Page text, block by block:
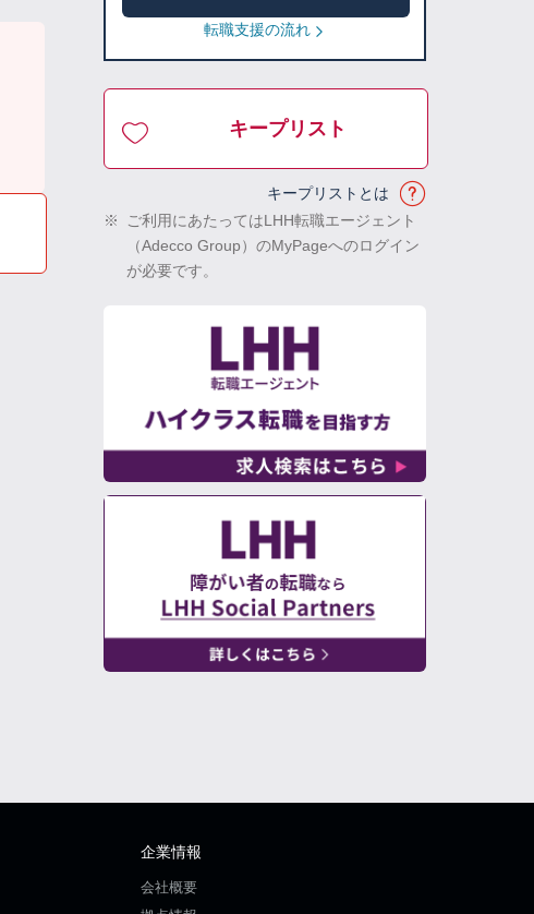
転職支援の流れ
キープリスト
キープリストとは
※
ご利用にあたってはLHH転職エージェント
（Adecco Group）のMyPageへのログイン
が必要です。
企業情報
会社概要